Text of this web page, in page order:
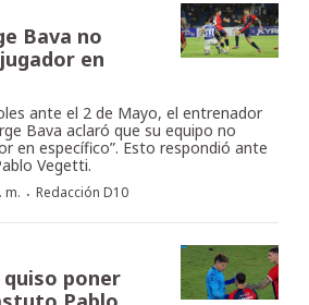
Bava no
en
ante el 2 de Mayo, el entrenador
Bava aclaró que su equipo no
en específico”. Esto respondió ante
Vegetti.
m. · Redacción D10
poner